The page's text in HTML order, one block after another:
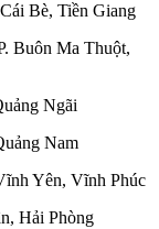
Bè, Tiền Giang
Buôn Ma Thuột,
Ngãi
Nam
Yên, Vĩnh Phúc
Hải Phòng